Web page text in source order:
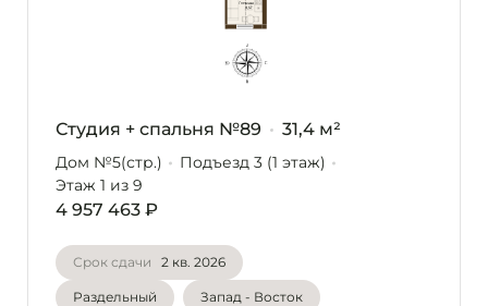
Студия + спальня №89 31,4 м²
Дом №5(стр.)
Подъезд 3 (1 этаж)
Этаж 1 из 9
4 957 463 ₽
Срок сдачи 2 кв. 2026
Раздельный Запад - Восток